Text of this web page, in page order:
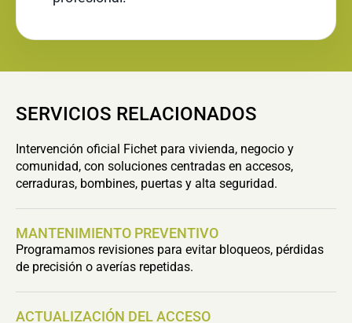
SERVICIOS RELACIONADOS
Intervención oficial Fichet para vivienda, negocio y
comunidad, con soluciones centradas en accesos,
cerraduras, bombines, puertas y alta seguridad.
MANTENIMIENTO PREVENTIVO
Programamos revisiones para evitar bloqueos, pérdidas
de precisión o averías repetidas.
ACTUALIZACIÓN DEL ACCESO